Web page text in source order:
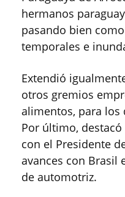
hermanos
pasando bien
temporales e
Extendió
otros gremios
alimentos, para los
Por último,
con el Presidente
avances con Brasil
de automotriz.